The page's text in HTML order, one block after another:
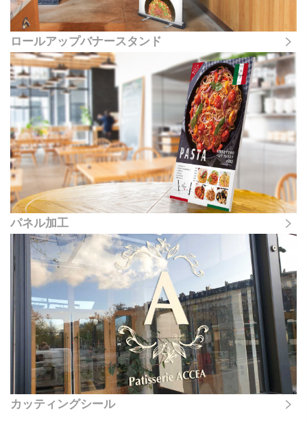
ロールアップバナースタンド
パネル加工
カッティングシール